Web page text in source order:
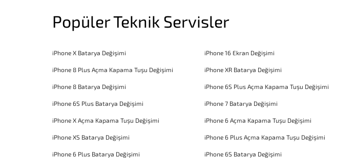
Popüler Teknik Servisler
iPhone X Batarya Değişimi iPhone 16 Ekran Değişimi
iPhone 8 Plus Açma Kapama Tuşu Değişimi iPhone XR Batarya Değişimi
iPhone 8 Batarya Değişimi iPhone 6S Plus Açma Kapama Tuşu Değişimi
iPhone 6S Plus Batarya Değişimi iPhone 7 Batarya Değişimi
iPhone X Açma Kapama Tuşu Değişimi iPhone 6 Açma Kapama Tuşu Değişimi
iPhone XS Batarya Değişimi iPhone 6 Plus Açma Kapama Tuşu Değişimi
iPhone 6 Plus Batarya Değişimi iPhone 6S Batarya Değişimi